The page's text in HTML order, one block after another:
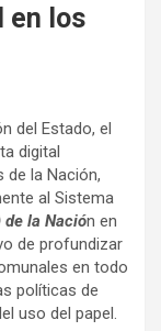
en los
del Estado, el
digital
de la Nación,
al Sistema
de la Nación en
de profundizar
en todo
políticas de
uso del papel.